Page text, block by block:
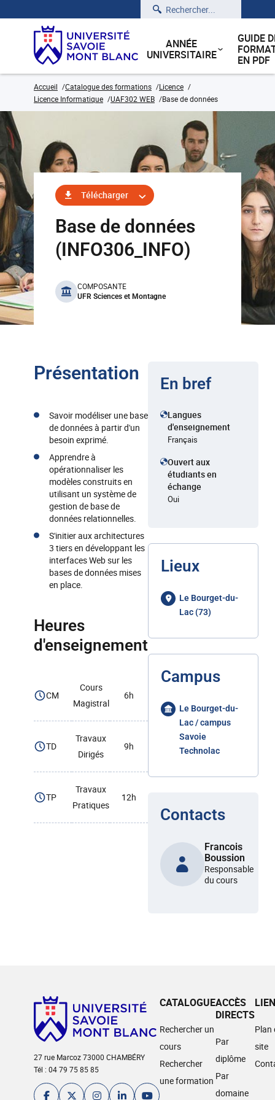
Rechercher
ANNÉE
UNIVERSITAIRE
GUIDE
EN PDF
Accueil Catalogue des formations
Licence
Licence Informatique
UAF302 WEB Base de données
Télécharger
Base de données
(INFO306_INFO)
benefits
COMPOSANTE
UFR Sciences et Montagne
Présentation
Savoir modéliser une base
de données à partir d'un
besoin exprimé.
Apprendre à
opérationnaliser les
modèles construits en
utilisant un système de
gestion de base de
données relationnelles.
S'initier aux architectures
3 tiers en développant les
interfaces Web sur les
bases de données mises
en place.
Heures
d'enseignement
CM
Cours
Magistral
6h
TD
Travaux
Dirigés
9h
TP
Travaux
Pratiques
12h
En bref
Langues
d'enseignement
Français
Ouvert aux
étudiants en
échange
Oui
Lieux
Le Bourget-du-
Lac (73)
Campus
Le Bourget-du-
Lac / campus
Savoie
Technolac
Contacts
Francois
Boussion
Responsable
du cours
27 rue Marcoz 73000 CHAMBÉRY
Tél : 04 79 75 85 85
CATALOGUE
Rechercher un
cours
Rechercher
une formation
ACCÈS
DIRECTS
Par
diplôme
Par
domaine
Plan
site